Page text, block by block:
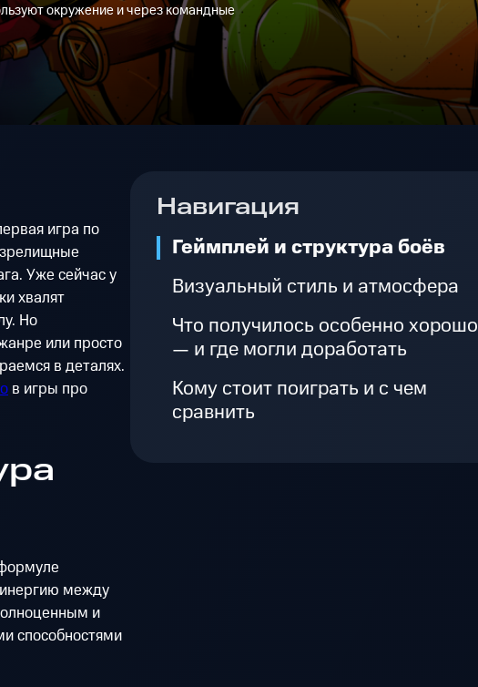
окружение и через командные
Навигация
Геймплей и структура боёв
Визуальный стиль и атмосфера
Что получилось особенно хорошо
— и где могли доработать
Кому стоит поиграть и с чем
сравнить
игра по
Уже сейчас у
хвалят
Но
или просто
в деталях.
в игры про
между
и
способностями